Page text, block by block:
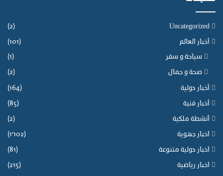
Uncategorized
(2)
أخبار العالم (101)
سياحة و سفر (1)
صحة و جمال (2)
أخبار دولية (164)
أخبار فنية (85)
أنشطة ملكية (2)
اخبار جهوية (1٬102)
اخبار دولية متنوعة (81)
اخبار رياضية (215)